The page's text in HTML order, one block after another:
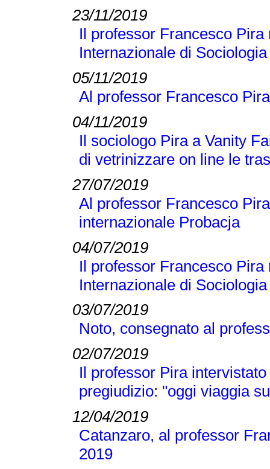
23/11/2019
Il professor Francesco
Internazionale di
05/11/2019
Al professor Francesco
04/11/2019
Il sociologo Pira a Vanity
di vetrinizzare on line le
27/07/2019
Al professor Francesco
internazionale Probacja
04/07/2019
Il professor Francesco
Internazionale di
03/07/2019
Noto, consegnato al
02/07/2019
Il professor Pira
pregiudizio: "oggi viaggia
12/04/2019
Catanzaro, al professor
2019